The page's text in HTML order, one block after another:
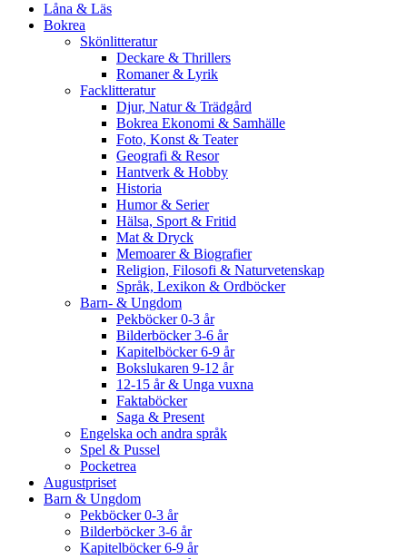
Låna & Läs
Bokrea
Skönlitteratur
Deckare & Thrillers
Romaner & Lyrik
Facklitteratur
Djur, Natur & Trädgård
Bokrea Ekonomi & Samhälle
Foto, Konst & Teater
Geografi & Resor
Hantverk & Hobby
Historia
Humor & Serier
Hälsa, Sport & Fritid
Mat & Dryck
Memoarer & Biografier
Religion, Filosofi & Naturvetenskap
Språk, Lexikon & Ordböcker
Barn- & Ungdom
Pekböcker 0-3 år
Bilderböcker 3-6 år
Kapitelböcker 6-9 år
Bokslukaren 9-12 år
12-15 år & Unga vuxna
Faktaböcker
Saga & Present
Engelska och andra språk
Spel & Pussel
Pocketrea
Augustpriset
Barn & Ungdom
Pekböcker 0-3 år
Bilderböcker 3-6 år
Kapitelböcker 6-9 år